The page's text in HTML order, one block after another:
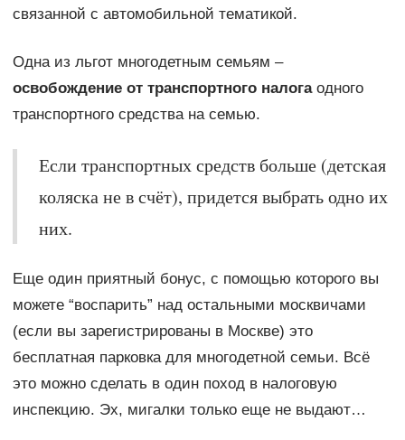
связанной с автомобильной тематикой.
Одна из льгот многодетным семьям –
освобождение от транспортного налогаодного
транспортного средства на семью.
Если транспортных средств больше (детская
коляска не в счёт), придется выбрать одно их
них.
Еще один приятный бонус, с помощью которого вы
можете “воспарить” над остальными москвичами
(если вы зарегистрированы в Москве) это
бесплатная парковка для многодетной семьи. Всё
это можно сделать в один поход в налоговую
инспекцию. Эх, мигалки только еще не выдают…